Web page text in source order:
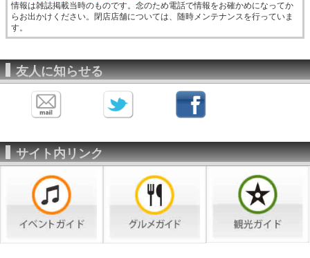
情報は雑誌掲載当時のものです。念のため電話で情報をお確かめになってか
らお出かけください。閉店店舗については、随時メンテナンスを行っていま
す。
友人に知らせる
サイト内リンク